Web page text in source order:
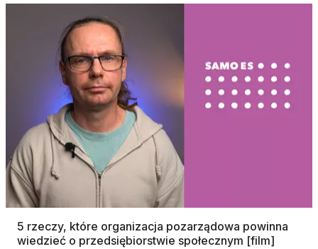
5 rzeczy, które organizacja pozarządowa powinna
wiedzieć o przedsiębiorstwie społecznym [film]